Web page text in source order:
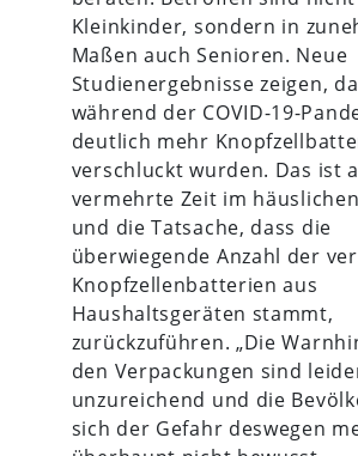
Kleinkinder, sondern in
Maßen auch Senioren. Neue
Studienergebnisse zeigen,
während der COVID-19-
deutlich mehr
verschluckt wurden. Das ist
vermehrte Zeit im
und die Tatsache, dass die
überwiegende Anzahl der
Knopfzellenbatterien aus
Haushaltsgeräten stammt,
zurückzuführen. „Die
den Verpackungen sind
unzureichend und die
sich der Gefahr deswegen